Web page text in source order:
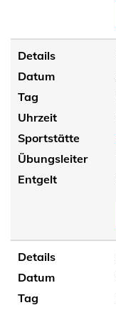
Details
Datum
Tag
Uhrzeit
Sportstätte
Übungsleiter
Entgelt
Details
Datum
Tag